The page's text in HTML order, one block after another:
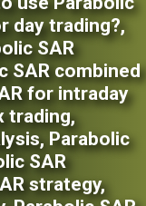
day trading?,
SAR
SAR combined
for intraday
trading,
, Parabolic
SAR
strategy,